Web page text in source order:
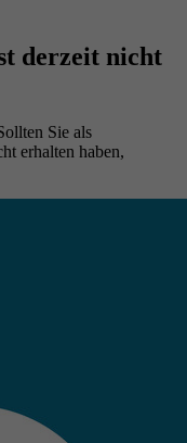
derzeit nicht
Sie als
erhalten haben,